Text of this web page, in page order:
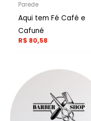
Parede
Aqui tem Fé Café e
Cafuné
R$ 80,58